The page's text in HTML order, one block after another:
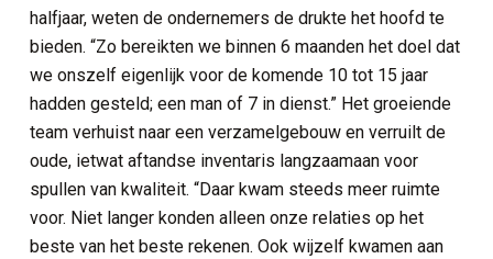
halfjaar, weten de ondernemers de drukte het hoofd te
bieden. “Zo bereikten we binnen 6 maanden het doel dat
we onszelf eigenlijk voor de komende 10 tot 15 jaar
hadden gesteld; een man of 7 in dienst.” Het groeiende
team verhuist naar een verzamelgebouw en verruilt de
oude, ietwat aftandse inventaris langzaamaan voor
spullen van kwaliteit. “Daar kwam steeds meer ruimte
voor. Niet langer konden alleen onze relaties op het
beste van het beste rekenen. Ook wijzelf kwamen aan